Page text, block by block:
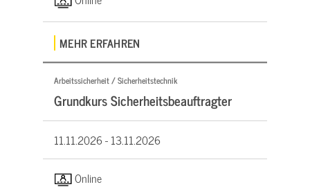
MEHR ERFAHREN
Arbeitssicherheit / Sicherheitstechnik
Grundkurs Sicherheitsbeauftragter
11.11.2026 -13.11.2026
Online